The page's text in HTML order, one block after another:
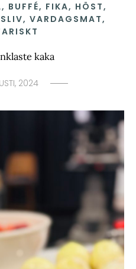
, BUFFÉ, FIKA, HÖST,
, VARDAGSMAT,
kaka
2024